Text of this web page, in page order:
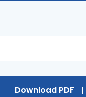
Download PDF